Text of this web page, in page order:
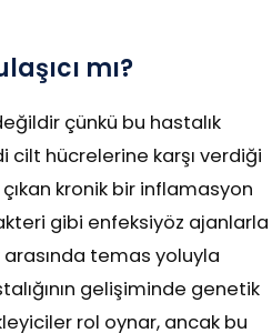
mı?
çünkü bu hastalık
cilt hücrelerine karşı verdiği
kronik bir inflamasyon
gibi enfeksiyöz ajanlarla
arasında temas yoluyla
gelişiminde genetik
rol oynar, ancak bu